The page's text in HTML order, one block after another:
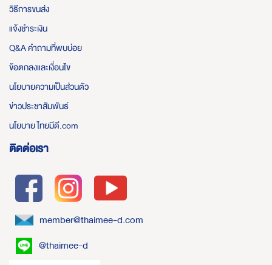
วิธีการขนส่ง
แจ้งชำระเงิน
Q&A คำถามที่พบบ่อย
ข้อตกลงและเงื่อนไข
นโยบายความเป็นส่วนตัว
ข่าวประชาสัมพันธ์
นโยบาย ไทยมีดี.com
ติดต่อเรา
member@thaimee-d.com
@thaimee-d